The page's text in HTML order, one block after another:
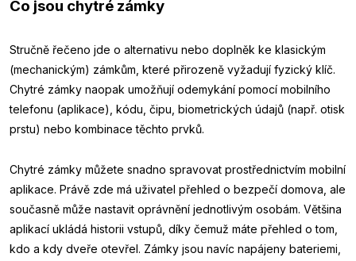
Co jsou chytré zámky
Stručně řečeno jde o alternativu nebo doplněk ke klasickým
(mechanickým) zámkům, které přirozeně vyžadují fyzický klíč.
Chytré zámky naopak umožňují odemykání pomocí mobilního
telefonu (aplikace), kódu, čipu, biometrických údajů (např. otisk
prstu) nebo kombinace těchto prvků.
Chytré zámky můžete snadno spravovat prostřednictvím mobilní
aplikace. Právě zde má uživatel přehled o bezpečí domova, ale
současně může nastavit oprávnění jednotlivým osobám. Většina
aplikací ukládá historii vstupů, díky čemuž máte přehled o tom,
kdo a kdy dveře otevřel. Zámky jsou navíc napájeny bateriemi,